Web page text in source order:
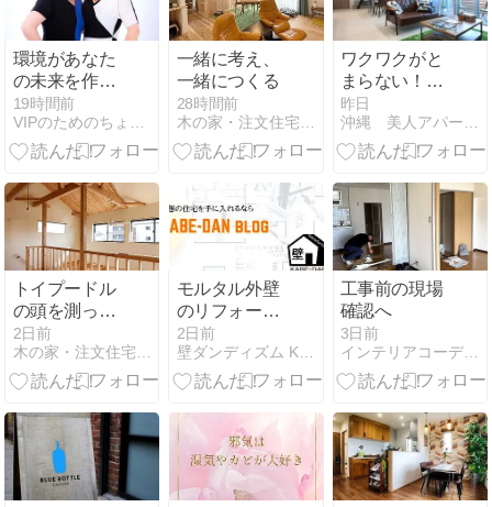
環境があなた
の未来を作り
ます！！
19時間前
VIPのためのちょこっと風水 インテリアで今日から開運！！
一緒に考え、
一緒につくる
28時間前
木の家・注文住宅研究室
ワクワクがと
まらない！秘
密基地のよう
な間取りの
家。
昨日
沖縄 美人アパートメント計画 推進委員会
トイプードル
の頭を測って
格子をつくっ
たのに、普通
に出てきたお
2日前
木の家・注文住宅研究室
モルタル外壁
のリフォーム
完全ガイド｜
ひび割れの見
分け方から費
2日前
壁ダンディズム KABE-DAN
工事前の現場
確認へ
3日前
インテリアコーディネーター荒井詩万のブログ